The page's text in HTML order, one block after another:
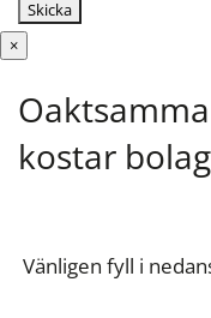
×
kostar
Vänligen fyll i